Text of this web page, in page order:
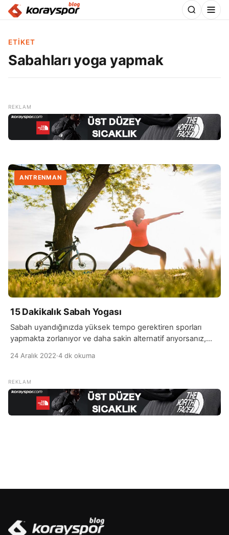
ETIKET
Sabahları yoga yapmak
ANTRENMAN
15 Dakikalık Sabah Yogası
Sabah uyandığınızda yüksek tempo gerektiren sporları
yapmakta zorlanıyor ve daha sakin alternatif arıyorsanız,
enerjisini değiştirecektir. Geleneksel bir yoga çalışması
yapacaksanız, sabah aç karnına yapmanız tavsiye
edilmektedir. Sabahın erken saatlerinde yapacağınız yoga
[…]
24 Aralık 2022·4 dk okuma